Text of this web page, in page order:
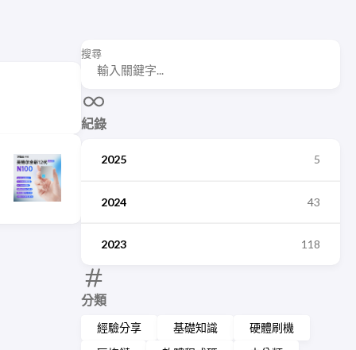
搜尋
紀錄
2025 5
2024 43
2023 118
分類
經驗分享 基礎知識
硬體刷機